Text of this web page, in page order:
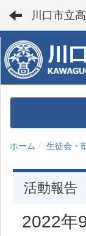
川口市立
ホーム 生徒会・
活動報告
2022年